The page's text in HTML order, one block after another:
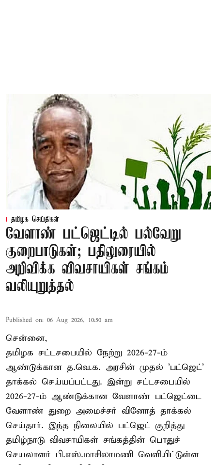
தமிழக செய்திகள்
வேளாண் பட்ஜெட்டில் பல்வேறு
குறைபாடுகள்; பதிலுரையில்
அறிவிக்க விவசாயிகள் சங்கம்
வலியுறுத்தல்
Published on: 06 Aug 2026, 10:50 am
சென்னை,
தமிழக சட்டசபையில் நேற்று 2026-27-ம்
ஆண்டுக்கான த.வெ.க. அரசின் முதல் 'பட்ஜெட்'
தாக்கல் செய்யப்பட்டது. இன்று சட்டசபையில்
2026-27-ம் ஆண்டுக்கான வேளாண் பட்ஜெட்டை
வேளாண் துறை அமைச்சர் வினோத் தாக்கல்
செய்தார். இந்த நிலையில் பட்ஜெட் குறித்து
தமிழ்நாடு விவசாயிகள் சங்கத்தின் பொதுச்
செயலாளர் பி.எஸ்.மாசிலாமணி வெளியிட்டுள்ள